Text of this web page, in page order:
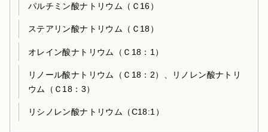
パルチミン酸ナトリウム（Ｃ16）
ステアリン酸ナトリウム（Ｃ18）
オレイン酸ナトリウム（Ｃ18：1）
リノール酸ナトリウム（Ｃ18：2）、リノレン酸ナトリ
ウム（Ｃ18：3）
リシノレン酸ナトリウム（C18:1）